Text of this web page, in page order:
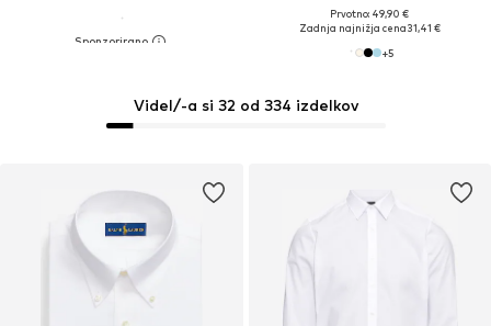
Prvotno: 49,90 €
Zadnja najnižja cena31,41 €
+5
Videl/-a si 32 od 334 izdelkov